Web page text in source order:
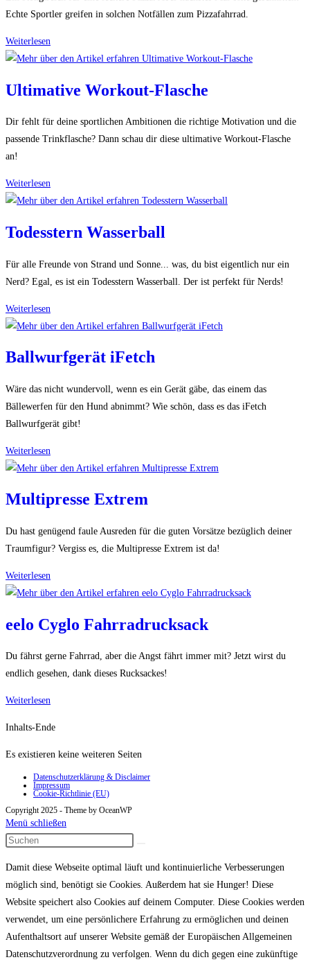
Echte Sportler greifen in solchen Notfällen zum Pizzafahrrad.
Weiterlesen
Ultimative Workout-Flasche
Dir fehlt für deine sportlichen Ambitionen die richtige Motivation und die
passende Trinkflasche? Dann schau dir diese ultimative Workout-Flasche
an!
Weiterlesen
Workout-
Todesstern Wasserball
Für alle Freunde von Strand und Sonne... was, du bist eigentlich nur ein
Nerd? Egal, es ist ein Todesstern Wasserball. Der ist perfekt für Nerds!
Weiterlesen
Wasserball
Ballwurfgerät iFetch
Wäre das nicht wundervoll, wenn es ein Gerät gäbe, das einem das
Bällewerfen für den Hund abnimmt? Wie schön, dass es das iFetch
Ballwurfgerät gibt!
Weiterlesen
iFetch
Multipresse Extrem
Du hast genügend faule Ausreden für die guten Vorsätze bezüglich deiner
Traumfigur? Vergiss es, die Multipresse Extrem ist da!
Weiterlesen
Extrem
eelo Cyglo Fahrradrucksack
Du fährst gerne Fahrrad, aber die Angst fährt immer mit? Jetzt wirst du
endlich gesehen, dank dieses Rucksackes!
Weiterlesen
Inhalts-Ende
Es existieren keine weiteren Seiten
Datenschutzerklärung & Disclaimer
Impressum
Cookie-Richtlinie (EU)
Copyright 2025 - Theme by OceanWP
Menü schließen
Damit diese Webseite optimal läuft und kontinuierliche Verbesserungen
möglich sind, benötigt sie Cookies. Außerdem hat sie Hunger! Diese
Website speichert also Cookies auf deinem Computer. Diese Cookies werden
verwendet, um eine persönlichere Erfahrung zu ermöglichen und deinen
Aufenthaltsort auf unserer Website gemäß der Europäischen Allgemeinen
Datenschutzverordnung zu verfolgen. Wenn du dich gegen eine zukünftige